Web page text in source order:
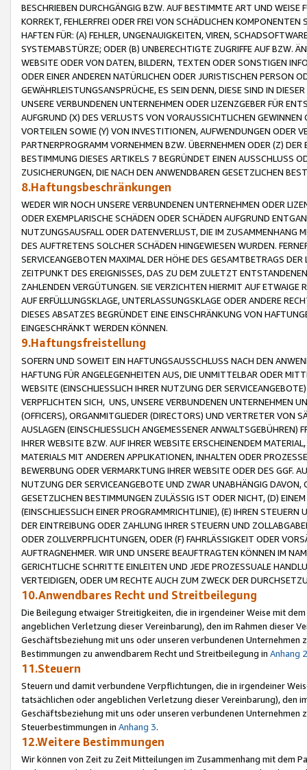
BESCHRIEBEN DURCHGÄNGIG BZW. AUF BESTIMMTE ART UND
KORREKT, FEHLERFREI ODER FREI VON SCHÄDLICHEN
HAFTEN FÜR: (A) FEHLER, UNGENAUIGKEITEN, VIREN,
SYSTEMABSTÜRZE; ODER (B) UNBERECHTIGTE ZUGRIFFE AUF BZW.
WEBSITE ODER VON DATEN, BILDERN, TEXTEN ODER SONSTIGEN
ODER EINER ANDEREN NATÜRLICHEN ODER JURISTISCHEN PERSON
GEWÄHRLEISTUNGSANSPRÜCHE, ES SEIN DENN, DIESE SIND IN
UNSERE VERBUNDENEN UNTERNEHMEN ODER LIZENZGEBER FÜR
AUFGRUND (X) DES VERLUSTS VON VORAUSSICHTLICHEN
VORTEILEN SOWIE (Y) VON INVESTITIONEN, AUFWENDUNGEN ODER
PARTNERPROGRAMM VORNEHMEN BZW. ÜBERNEHMEN ODER (Z)
BESTIMMUNG DIESES ARTIKELS 7 BEGRÜNDET EINEN AUSSCHLUSS
ZUSICHERUNGEN, DIE NACH DEN ANWENDBAREN GESETZLICHEN
8.Haftungsbeschränkungen
WEDER WIR NOCH UNSERE VERBUNDENEN UNTERNEHMEN ODER
ODER EXEMPLARISCHE SCHÄDEN ODER SCHÄDEN AUFGRUND
NUTZUNGSAUSFALL ODER DATENVERLUST, DIE IM ZUSAMMENHANG
DES AUFTRETENS SOLCHER SCHÄDEN HINGEWIESEN WURDEN.
SERVICEANGEBOTEN MAXIMAL DER HÖHE DES GESAMTBETRAGS
ZEITPUNKT DES EREIGNISSES, DAS ZU DEM ZULETZT
ZAHLENDEN VERGÜTUNGEN. SIE VERZICHTEN HIERMIT AUF
AUF ERFÜLLUNGSKLAGE, UNTERLASSUNGSKLAGE ODER ANDERE
DIESES ABSATZES BEGRÜNDET EINE EINSCHRÄNKUNG VON
EINGESCHRÄNKT WERDEN KÖNNEN.
9.Haftungsfreistellung
SOFERN UND SOWEIT EIN HAFTUNGSAUSSCHLUSS NACH DEN
HAFTUNG FÜR ANGELEGENHEITEN AUS, DIE UNMITTELBAR ODER
WEBSITE (EINSCHLIESSLICH IHRER NUTZUNG DER
VERPFLICHTEN SICH, UNS, UNSERE VERBUNDENEN UNTERNEHMEN
(OFFICERS), ORGANMITGLIEDER (DIRECTORS) UND VERTRETER VON
AUSLAGEN (EINSCHLIESSLICH ANGEMESSENER
IHRER WEBSITE BZW. AUF IHRER WEBSITE ERSCHEINENDEM
MATERIALS MIT ANDEREN APPLIKATIONEN, INHALTEN ODER
BEWERBUNG ODER VERMARKTUNG IHRER WEBSITE ODER DES GGF.
NUTZUNG DER SERVICEANGEBOTE UND ZWAR UNABHÄNGIG
GESETZLICHEN BESTIMMUNGEN ZULÄSSIG IST ODER NICHT, (D)
(EINSCHLIESSLICH EINER PROGRAMMRICHTLINIE), (E) IHREN
DER EINTREIBUNG ODER ZAHLUNG IHRER STEUERN UND
ODER ZOLLVERPFLICHTUNGEN, ODER (F) FAHRLÄSSIGKEIT ODER
AUFTRAGNEHMER. WIR UND UNSERE BEAUFTRAGTEN KÖNNEN IM
GERICHTLICHE SCHRITTE EINLEITEN UND JEDE PROZESSUALE
VERTEIDIGEN, ODER UM RECHTE AUCH ZUM ZWECK DER
10.Anwendbares Recht und Streitbeilegung
Die Beilegung etwaiger Streitigkeiten, die in irgendeiner Weise mit
angeblichen Verletzung dieser Vereinbarung), den im Rahmen dieser
Geschäftsbeziehung mit uns oder unseren verbundenen
Bestimmungen zu anwendbarem Recht und Streitbeilegung in Anhang 2
11.Steuern
Steuern und damit verbundene Verpflichtungen, die in irgendeiner
tatsächlichen oder angeblichen Verletzung dieser Vereinbarung), den
Geschäftsbeziehung mit uns oder unseren verbundenen
Steuerbestimmungen in Anhang 3.
12.Weitere Bestimmungen
Wir können von Zeit zu Zeit Mitteilungen im Zusammenhang mit dem